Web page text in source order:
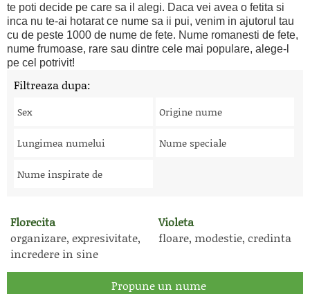
te poti decide pe care sa il alegi. Daca vei avea o fetita si
inca nu te-ai hotarat ce nume sa ii pui, venim in ajutorul tau
cu de peste 1000 de nume de fete. Nume romanesti de fete,
nume frumoase, rare sau dintre cele mai populare, alege-l
pe cel potrivit!
Filtreaza dupa:
Sex Origine nume
Lungimea numelui Nume speciale
Nume inspirate de
Florecita
organizare, expresivitate,
incredere in sine
Violeta
floare, modestie, credinta
Propune un nume